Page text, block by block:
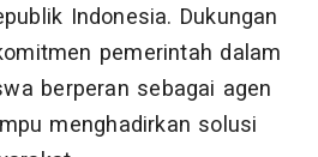
Indonesia. Dukungan
pemerintah dalam
berperan sebagai agen
menghadirkan solusi